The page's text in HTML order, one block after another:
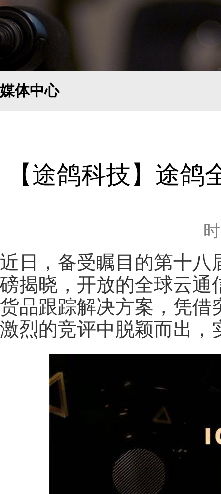
媒体中心
【途鸽科技】途鸽
近日，备受瞩目的第十八
磅揭晓，开放的全球云
货品跟踪解决方案，凭借
激烈的竞评中脱颖而出，